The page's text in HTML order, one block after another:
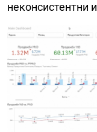
неконсистентни